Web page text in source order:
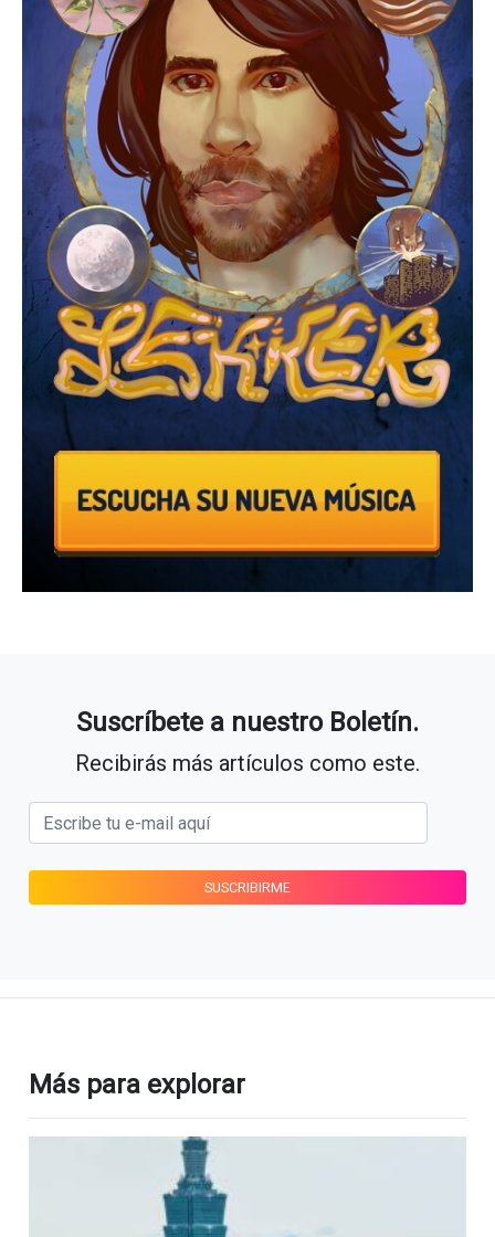
Suscríbete a nuestro Boletín.
Recibirás más artículos como este.
Más para explorar